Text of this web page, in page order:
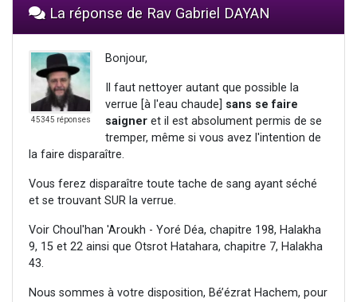
La réponse de Rav Gabriel DAYAN
45345 réponses
Bonjour,
Il faut nettoyer autant que possible la
verrue [à l'eau chaude] sans se faire
saigner et il est absolument permis de se
tremper, même si vous avez l'intention de
la faire disparaître.
Vous ferez disparaître toute tache de sang ayant séché
et se trouvant SUR la verrue.
Voir Choul'han 'Aroukh - Yoré Déa, chapitre 198, Halakha
9, 15 et 22 ainsi que Otsrot Hatahara, chapitre 7, Halakha
43.
Nous sommes à votre disposition, Bé’ézrat Hachem, pour